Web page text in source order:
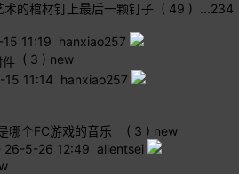
的棺材钉上最后一颗钉子 ( 49 ) ...234
11:19 hanxiao257
( 3 ) new
15 11:14 hanxiao257
哪个FC游戏的音乐 ( 3 ) new
26-5-26 12:49 allentsei